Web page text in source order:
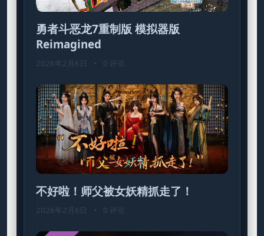
勇者斗恶龙7重制版 模拟器版
Reimagined
2026年2月6日 • 0 评论
不好啦！师父被女妖精抓走了！
2026年2月6日 • 0 评论